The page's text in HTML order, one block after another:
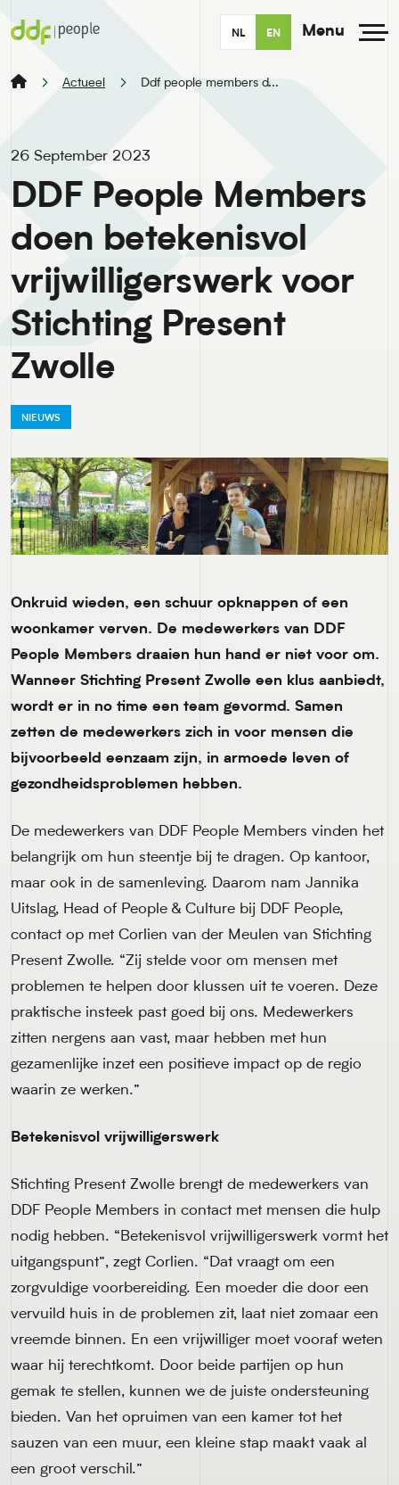
NL EN Menu
Actueel Ddf people members d...
26 September 2023
DDF People Members
doen betekenisvol
vrijwilligerswerk voor
Stichting Present
Zwolle
NIEUWS
Onkruid wieden, een schuur opknappen of een
woonkamer verven. De medewerkers van DDF
People Members draaien hun hand er niet voor om.
Wanneer Stichting Present Zwolle een klus aanbiedt,
wordt er in no time een team gevormd. Samen
zetten de medewerkers zich in voor mensen die
bijvoorbeeld eenzaam zijn, in armoede leven of
gezondheidsproblemen hebben.
De medewerkers van DDF People Members vinden het
belangrijk om hun steentje bij te dragen. Op kantoor,
maar ook in de samenleving. Daarom nam Jannika
Uitslag, Head of People & Culture bij DDF People,
contact op met Corlien van der Meulen van Stichting
Present Zwolle. “Zij stelde voor om mensen met
problemen te helpen door klussen uit te voeren. Deze
praktische insteek past goed bij ons. Medewerkers
zitten nergens aan vast, maar hebben met hun
gezamenlijke inzet een positieve impact op de regio
waarin ze werken.”
Betekenisvol vrijwilligerswerk
Stichting Present Zwolle brengt de medewerkers van
DDF People Members in contact met mensen die hulp
nodig hebben. “Betekenisvol vrijwilligerswerk vormt het
uitgangspunt”, zegt Corlien. “Dat vraagt om een
zorgvuldige voorbereiding. Een moeder die door een
vervuild huis in de problemen zit, laat niet zomaar een
vreemde binnen. En een vrijwilliger moet vooraf weten
waar hij terechtkomt. Door beide partijen op hun
gemak te stellen, kunnen we de juiste ondersteuning
bieden. Van het opruimen van een kamer tot het
sauzen van een muur, een kleine stap maakt vaak al
een groot verschil.”